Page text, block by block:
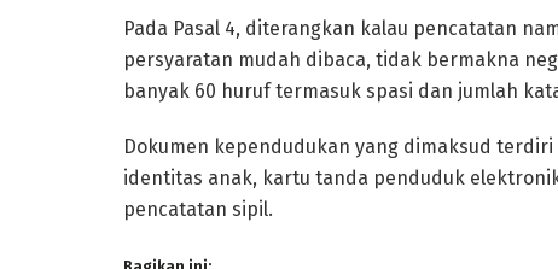
Pada Pasal 4, diterangkan kalau pencatatan
persyaratan mudah dibaca, tidak bermakna
banyak 60 huruf termasuk spasi dan jumlah
Dokumen kependudukan yang dimaksud
identitas anak, kartu tanda penduduk
pencatatan sipil.